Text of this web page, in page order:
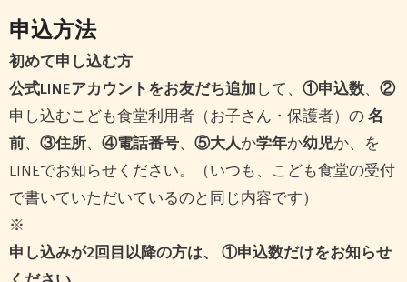
申込方法
初めて申し込む方
公式LINEアカウントをお友だち追加 して、 ①申込数、 ②
申し込むこども食堂利用者（お子さん・保護者）の 名
前、 ③住所、 ④電話番号、 ⑤大人か学年か幼児か、を
LINEでお知らせください。（いつも、こども食堂の受付
で書いていただいているのと同じ内容です）
※
申し込みが2回目以降の方は、 ①申込数だけをお知らせ